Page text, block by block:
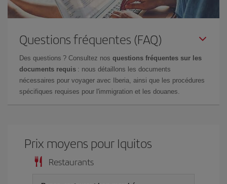
Questions fréquentes (FAQ)
Des questions ? Consultez nos questions fréquentes sur les
documents requis : nous détaillons les documents
nécessaires pour voyager avec Iberia, ainsi que les procédures
spécifiques requises pour l'immigration et les douanes.
Prix ​​moyens pour Iquitos
Restaurants